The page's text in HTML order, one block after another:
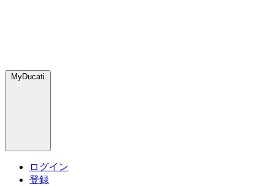
MyDucati
ログイン
登録